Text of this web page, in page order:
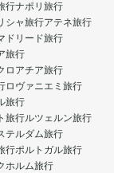
行ナポリ旅行
シャ旅行アテネ旅行
ドリード旅行
旅行
ロアチア旅行
ロヴァニエミ旅行
旅行
旅行ルツェルン旅行
テルダム旅行
行ポルトガル旅行
ホルム旅行